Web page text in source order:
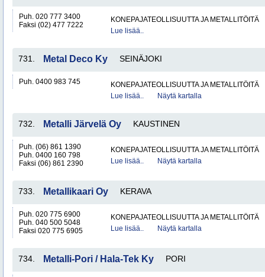
Puh. 020 777 3400
Faksi (02) 477 7222
KONEPAJATEOLLISUUTTA JA METALLITÖITÄ
Lue lisää..
731. Metal Deco Ky SEINÄJOKI
Puh. 0400 983 745
KONEPAJATEOLLISUUTTA JA METALLITÖITÄ
Lue lisää..
Näytä kartalla
732. Metalli Järvelä Oy KAUSTINEN
Puh. (06) 861 1390
Puh. 0400 160 798
Faksi (06) 861 2390
KONEPAJATEOLLISUUTTA JA METALLITÖITÄ
Lue lisää..
Näytä kartalla
733. Metallikaari Oy KERAVA
Puh. 020 775 6900
Puh. 040 500 5048
Faksi 020 775 6905
KONEPAJATEOLLISUUTTA JA METALLITÖITÄ
Lue lisää..
Näytä kartalla
734. Metalli-Pori / Hala-Tek Ky PORI